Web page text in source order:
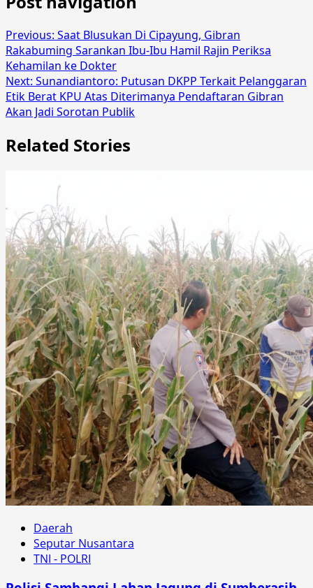
Previous: Saat Blusukan Di Cipayung, Gibran
Rakabuming Sarankan Ibu-Ibu Hamil Rajin Periksa
Kehamilan ke Dokter
Next: Sunandiantoro: Putusan DKPP Terkait Pelanggaran
Etik Berat KPU Atas Diterimanya Pendaftaran Gibran
Akan Jadi Sorotan Publik
Related Stories
Daerah
Seputar Nusantara
TNI - POLRI